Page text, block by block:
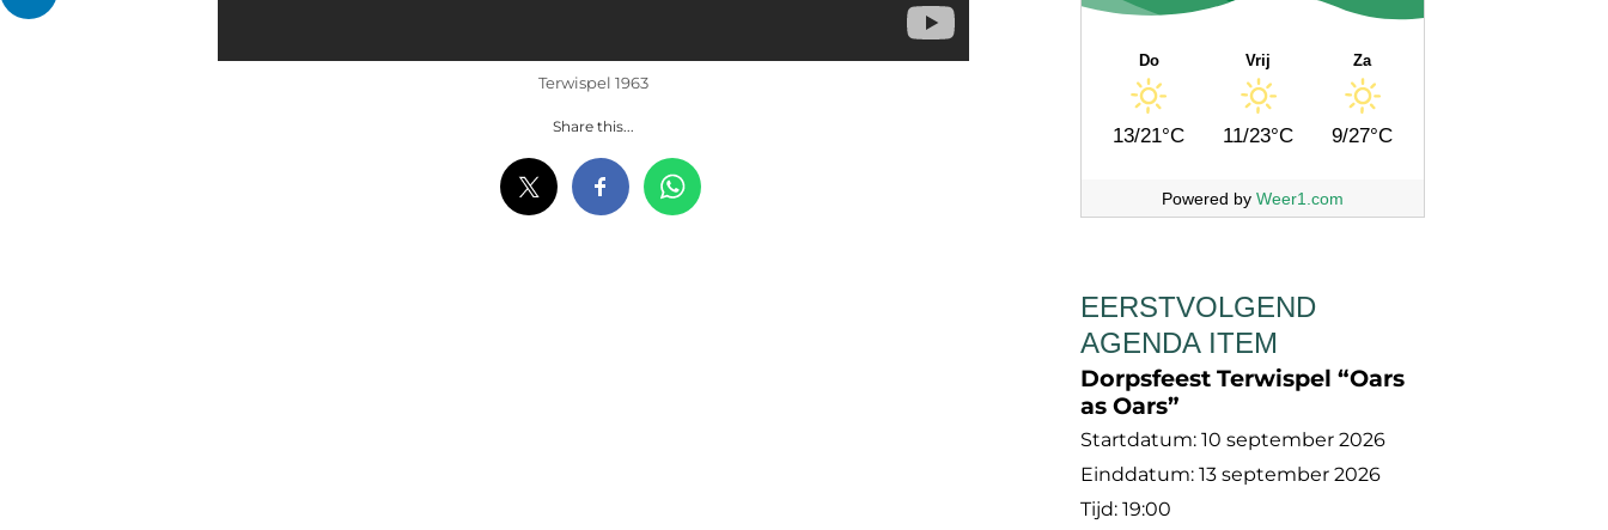
Terwispel 1963
Share this...
Do
13/21°C
Vrij
11/23°C
Za
9/27°C
Powered by Weer1.com
EERSTVOLGEND
AGENDA ITEM
Dorpsfeest Terwispel “Oars
as Oars”
Startdatum: 10 september 2026
Einddatum: 13 september 2026
Tijd: 19:00